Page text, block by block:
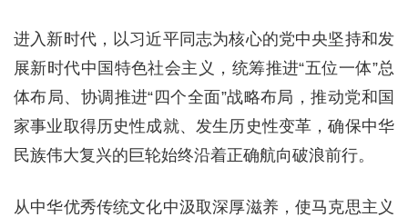
进入新时代，以习近平同志为核心的党中央坚持和发
展新时代中国特色社会主义，统筹推进“五位一体”总
体布局、协调推进“四个全面”战略布局，推动党和国
家事业取得历史性成就、发生历史性变革，确保中华
民族伟大复兴的巨轮始终沿着正确航向破浪前行。
从中华优秀传统文化中汲取深厚滋养，使马克思主义